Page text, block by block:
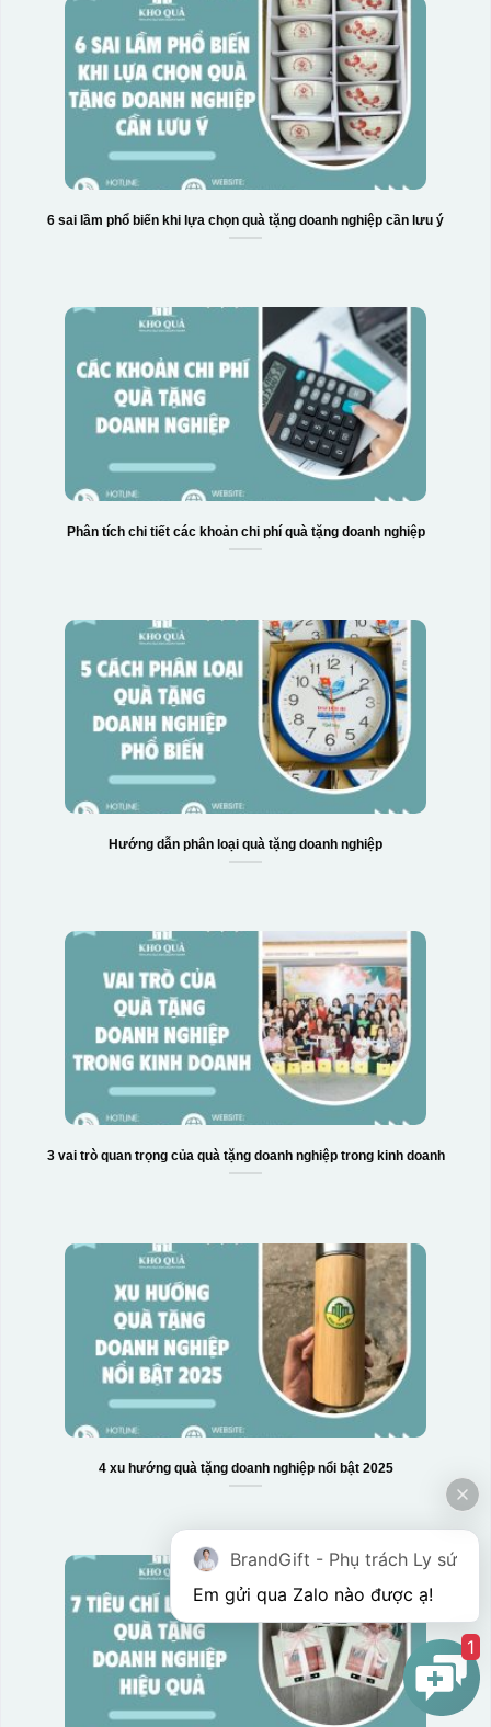
Hộp xi biểu trưng
6 sai lầm phổ biến khi lựa chọn quà tặng doanh nghiệp cần lưu ý
Phân tích chi tiết các khoản chi phí quà tặng doanh nghiệp
Hướng dẫn phân loại quà tặng doanh nghiệp
3 vai trò quan trọng của quà tặng doanh nghiệp trong kinh doanh
4 xu hướng quà tặng doanh nghiệp nổi bật 2025
BrandGift - Phụ trách Ly sứ
Em gửi qua Zalo nào được ạ!
1